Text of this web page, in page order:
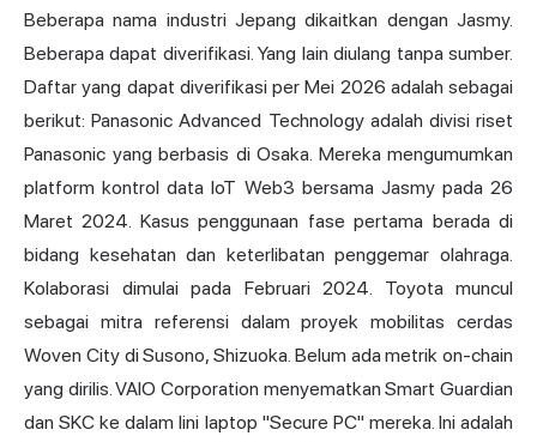
Beberapa nama industri Jepang dikaitkan dengan Jasmy.
Beberapa dapat diverifikasi. Yang lain diulang tanpa sumber.
Daftar yang dapat diverifikasi per Mei 2026 adalah sebagai
berikut: Panasonic Advanced Technology adalah divisi riset
Panasonic yang berbasis di Osaka. Mereka mengumumkan
platform kontrol data IoT Web3 bersama Jasmy pada 26
Maret 2024. Kasus penggunaan fase pertama berada di
bidang kesehatan dan keterlibatan penggemar olahraga.
Kolaborasi dimulai pada Februari 2024. Toyota muncul
sebagai mitra referensi dalam proyek mobilitas cerdas
Woven City di Susono, Shizuoka. Belum ada metrik on-chain
yang dirilis. VAIO Corporation menyematkan Smart Guardian
dan SKC ke dalam lini laptop "Secure PC" mereka. Ini adalah